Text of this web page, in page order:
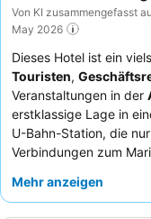
Von KI zusammengefasst
May 2026
Dieses Hotel ist ein
Touristen,
Veranstaltungen in der
erstklassige Lage in
U-Bahn-Station, die
Verbindungen zum
wobei letzterer eher
Mehr anzeigen